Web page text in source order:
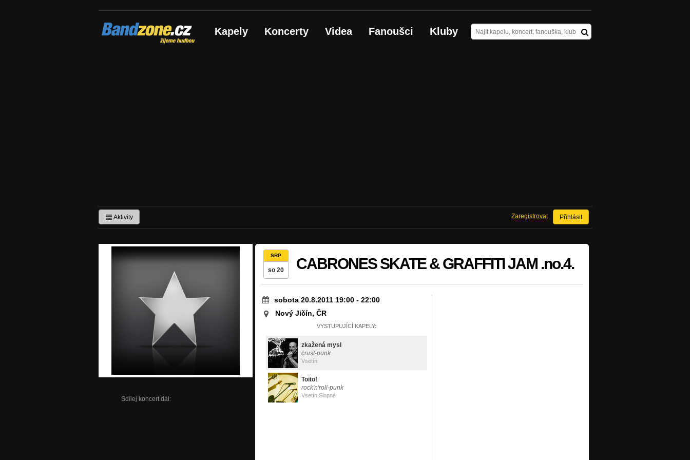
Bandzone.cz
žijeme hudbou Kapely Koncerty Videa Fanoušci Kluby
Aktivity Přihlásit
Zaregistrovat
Sdílej koncert dál:
SRP
so 20 CABRONES SKATE & GRAFFITI JAM .no.4.
sobota 20.8.2011 19:00 - 22:00
Nový Jičín, ČR
VYSTUPUJÍCÍ KAPELY:
zkažená mysl
crust-punk
Vsetín
Toito!
rock'n'roll-punk
Vsetín,Slopné